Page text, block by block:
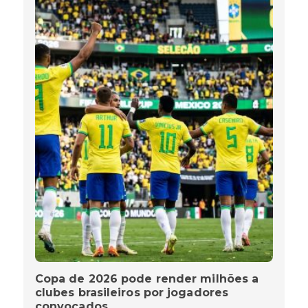
Copa de 2026 pode render milhões a
clubes brasileiros por jogadores